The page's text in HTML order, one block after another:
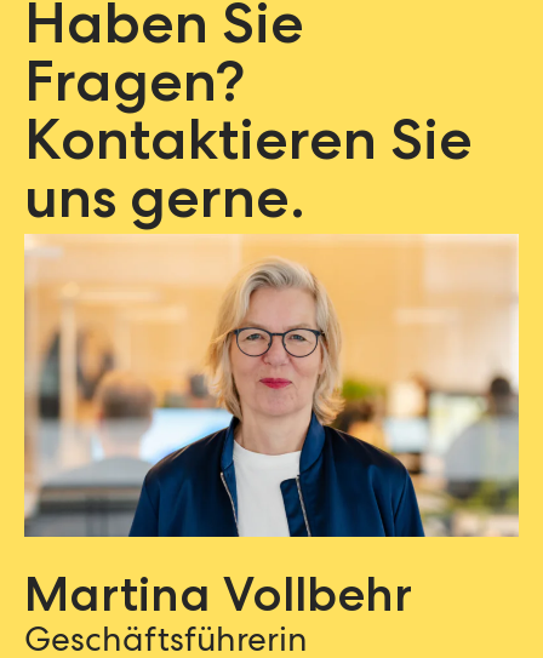
Haben Sie
Fragen?
Kontaktieren Sie
uns gerne.
Martina Vollbehr
Geschäftsführerin